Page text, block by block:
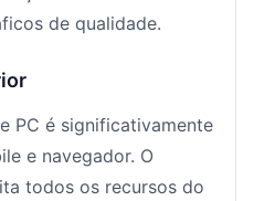
de qualidade.
PC é significativamente
e navegador. O
todos os recursos do